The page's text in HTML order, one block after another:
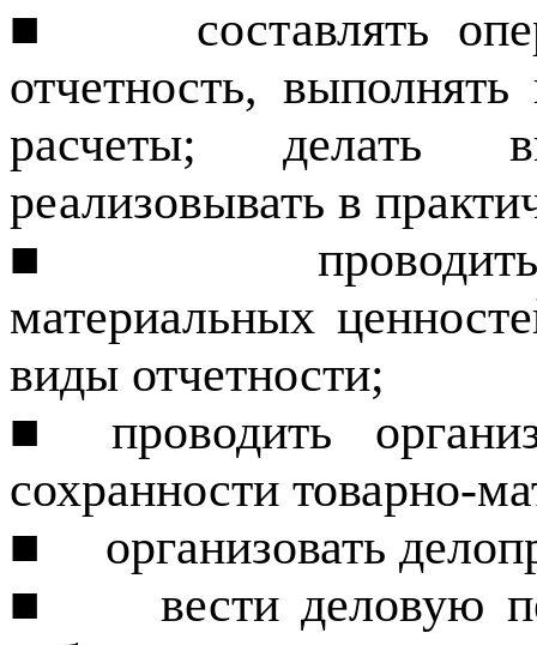
■
составлять
отчетность,
расчеты; делать
реализовывать в
■
материальных
виды отчетности;
■ проводить
сохранности товарно-
■
организовать
■
вести деловую